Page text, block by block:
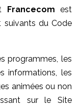
Francecom est
suivants du Code
programmes, les
informations, les
animées ou non
sur le Site